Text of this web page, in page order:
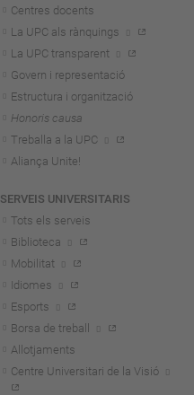
Centres docents
La UPC als rànquings
La UPC transparent
Govern i representació
Estructura i organització
Honoris causa
Treballa a la UPC
Aliança Unite!
SERVEIS UNIVERSITARIS
Tots els serveis
Biblioteca
Mobilitat
Idiomes
Esports
Borsa de treball
Allotjaments
Centre Universitari de la Visió